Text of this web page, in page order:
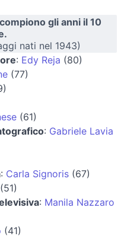
gli anni il 10
nati nel 1943)
: Edy Reja (80)
(77)
(61)
: Gabriele Lavia
: Carla Signoris (67)
(51)
: Manila Nazzaro
(41)